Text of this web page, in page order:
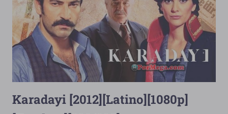
Karadayi [2012][Latino][1080p]